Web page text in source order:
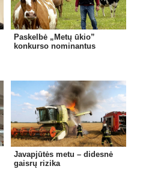
Paskelbė „Metų ūkio”
konkurso nominantus
Javapjūtės metu – didesnė
gaisrų rizika